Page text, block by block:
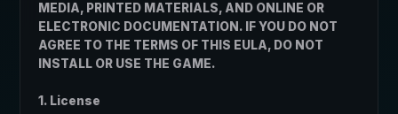
MEDIA, PRINTED MATERIALS, AND ONLINE OR
ELECTRONIC DOCUMENTATION. IF YOU DO NOT
AGREE TO THE TERMS OF THIS EULA, DO NOT
INSTALL OR USE THE GAME.
1. License